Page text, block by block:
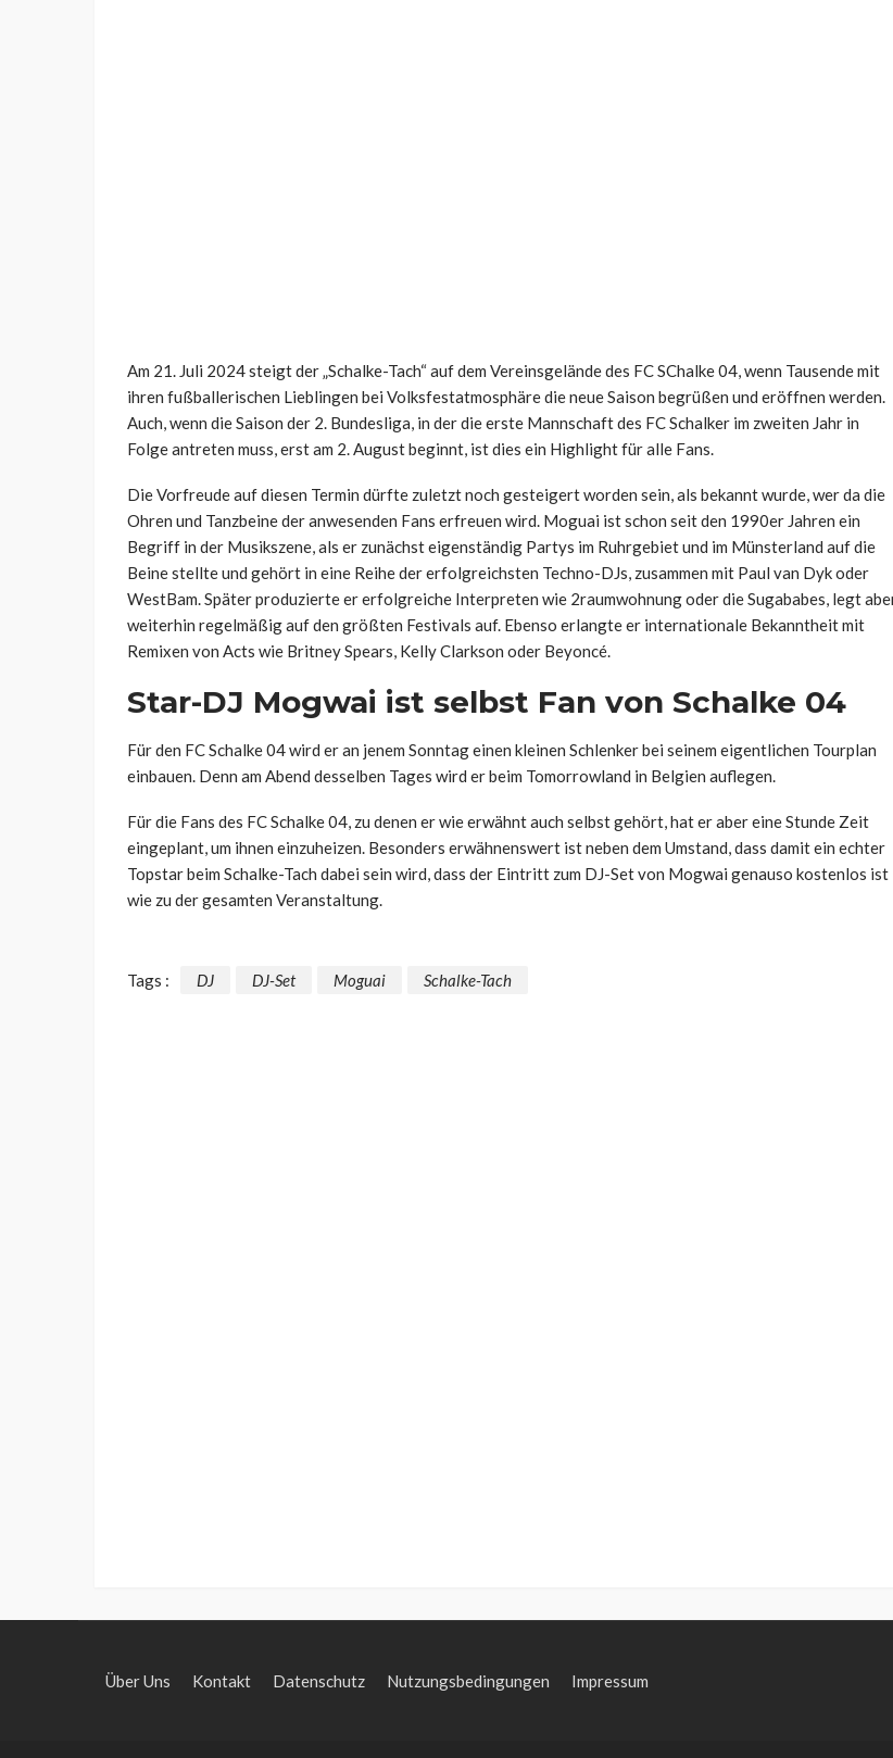
Am 21. Juli 2024 steigt der „Schalke-Tach“ auf dem Vereinsgelände des FC SChalke 04, wenn Tausende mit
ihren fußballerischen Lieblingen bei Volksfestatmosphäre die neue Saison begrüßen und eröffnen werden.
Auch, wenn die Saison der 2. Bundesliga, in der die erste Mannschaft des FC Schalker im zweiten Jahr in
Folge antreten muss, erst am 2. August beginnt, ist dies ein Highlight für alle Fans.
Die Vorfreude auf diesen Termin dürfte zuletzt noch gesteigert worden sein, als bekannt wurde, wer da die
Ohren und Tanzbeine der anwesenden Fans erfreuen wird. Moguai ist schon seit den 1990er Jahren ein
Begriff in der Musikszene, als er zunächst eigenständig Partys im Ruhrgebiet und im Münsterland auf die
Beine stellte und gehört in eine Reihe der erfolgreichsten Techno-DJs, zusammen mit Paul van Dyk oder
WestBam. Später produzierte er erfolgreiche Interpreten wie 2raumwohnung oder die Sugababes, legt
weiterhin regelmäßig auf den größten Festivals auf. Ebenso erlangte er internationale Bekanntheit mit
Remixen von Acts wie Britney Spears, Kelly Clarkson oder Beyoncé.
Star-DJ Mogwai ist selbst Fan von Schalke 04
Für den FC Schalke 04 wird er an jenem Sonntag einen kleinen Schlenker bei seinem eigentlichen Tourplan
einbauen. Denn am Abend desselben Tages wird er beim Tomorrowland in Belgien auflegen.
Für die Fans des FC Schalke 04, zu denen er wie erwähnt auch selbst gehört, hat er aber eine Stunde Zeit
eingeplant, um ihnen einzuheizen. Besonders erwähnenswert ist neben dem Umstand, dass damit ein echter
Topstar beim Schalke-Tach dabei sein wird, dass der Eintritt zum DJ-Set von Mogwai genauso kostenlos ist
wie zu der gesamten Veranstaltung.
Tags : DJ DJ-Set Moguai Schalke-Tach
Über Uns Kontakt Datenschutz Nutzungsbedingungen Impressum